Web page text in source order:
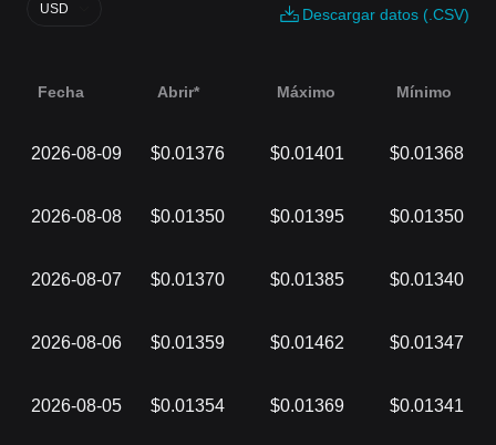
Descargar datos (.CSV)
USD
Fecha Abrir* Máximo Mínimo
2026-08-09 $0.01376 $0.01401 $0.01368
2026-08-08 $0.01350 $0.01395 $0.01350
2026-08-07 $0.01370 $0.01385 $0.01340
2026-08-06 $0.01359 $0.01462 $0.01347
2026-08-05 $0.01354 $0.01369 $0.01341